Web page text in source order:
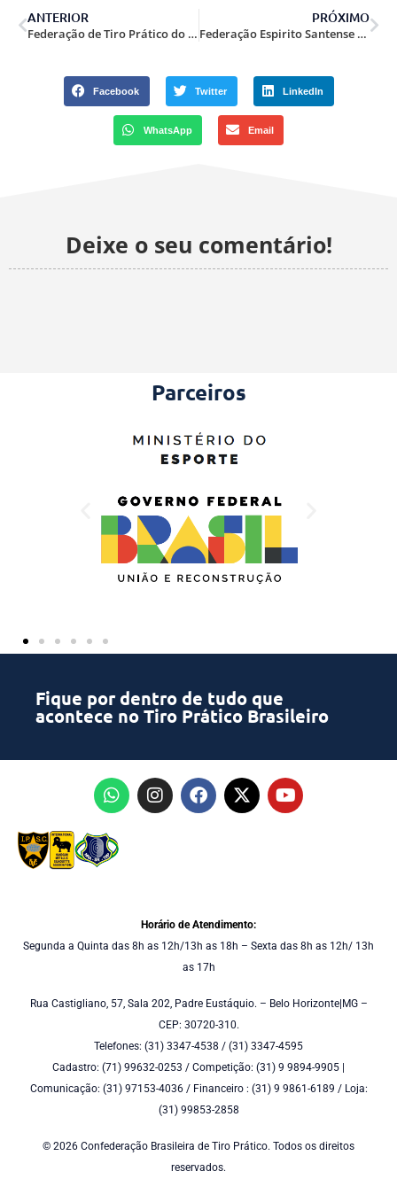
ANTERIOR
Federação de Tiro Prático do Tocantins.
PRÓXIMO
Federação Espirito Santense de Tiro Prático.
Facebook Twitter LinkedIn
WhatsApp Email
Deixe o seu comentário!
Parceiros
Fique por dentro de tudo que
acontece no Tiro Prático Brasileiro
Horário de Atendimento:
Segunda a Quinta das 8h as 12h/13h as 18h – Sexta das 8h as 12h/ 13h
as 17h
Rua Castigliano, 57, Sala 202, Padre Eustáquio. – Belo Horizonte|MG –
CEP: 30720-310.
Telefones: (31) 3347-4538 / (31) 3347-4595
Cadastro: (71) 99632-0253 / Competição: (31) 9 9894-9905 |
Comunicação: (31) 97153-4036 / Financeiro : (31) 9 9861-6189 / Loja:
(31) 99853-2858
© 2026 Confederação Brasileira de Tiro Prático. Todos os direitos
reservados.